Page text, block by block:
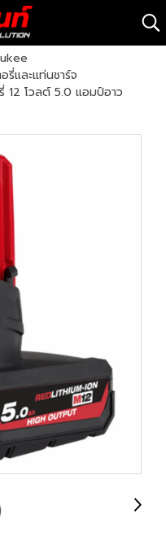
รี่และแท่นชาร์จ
12 โวลต์ 5.0 แอมป์อาว